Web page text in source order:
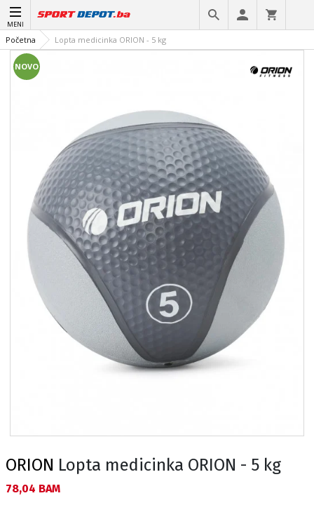
MENI
Početna Lopta medicinka ORION - 5 kg
NOVO
ORION Lopta medicinka ORION - 5 kg
Текуща цена:
78,04 BAM